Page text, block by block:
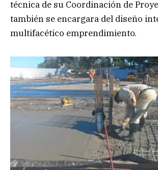
técnica de su Coordinación de
también se encargara del diseño
multifacético emprendimiento.